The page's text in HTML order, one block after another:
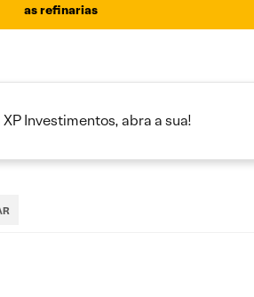
as refinarias
Investimentos, abra a sua!